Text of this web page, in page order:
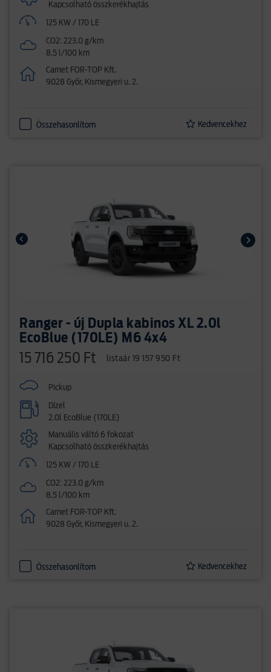
Kapcsolható összkerékhajtás
125 KW / 170 LE
CO2: 223.0 g/km
8.5 l/100 km
Carnet FOR-TOP Kft.
9028 Győr, Kismegyeri u. 2.
Összehasonlítom Kedvencekhez
Ranger - új Dupla kabinos XL 2.0l
EcoBlue (170LE) M6 4x4
15 716 250 Ft listaár 19 157 950 Ft
Pickup
Dízel
2.0l EcoBlue (170LE)
Manuális váltó 6 fokozat
Kapcsolható összkerékhajtás
125 KW / 170 LE
CO2: 223.0 g/km
8.5 l/100 km
Carnet FOR-TOP Kft.
9028 Győr, Kismegyeri u. 2.
Összehasonlítom Kedvencekhez